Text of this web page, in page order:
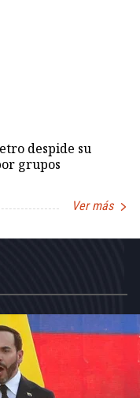
despide su
grupos
Ver más